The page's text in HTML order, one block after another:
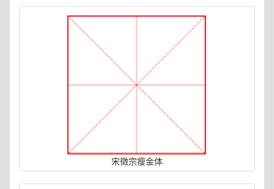
宋徵宗瘦金体